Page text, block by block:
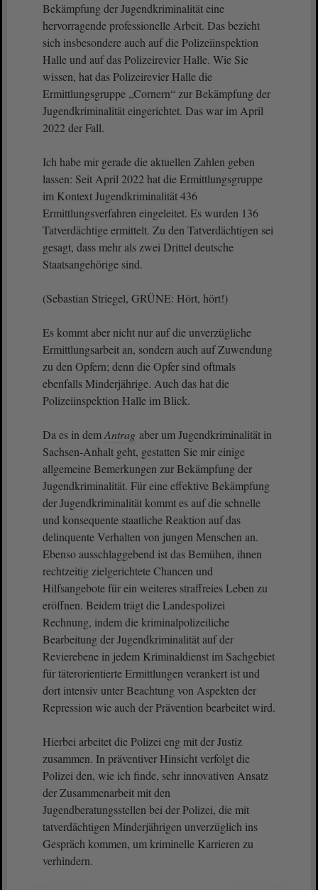
Bekämpfung der Jugendkriminalität eine
hervorragende professionelle Arbeit. Das bezieht
sich insbesondere auch auf die Polizeiinspektion
Halle und auf das Polizeirevier Halle. Wie Sie
wissen, hat das Polizeirevier Halle die
Ermittlungsgruppe „Cornern“ zur Bekämpfung der
Jugendkriminalität eingerichtet. Das war im April
2022 der Fall.
Ich habe mir gerade die aktuellen Zahlen geben
lassen: Seit April 2022 hat die Ermittlungsgruppe
im Kontext Jugendkriminalität 436
Ermittlungsverfahren eingeleitet. Es wurden 136
Tatverdächtige ermittelt. Zu den Tatverdächtigen sei
gesagt, dass mehr als zwei Drittel deutsche
Staatsangehörige sind.
(Sebastian Striegel, GRÜNE: Hört, hört!)
Es kommt aber nicht nur auf die unverzügliche
Ermittlungsarbeit an, sondern auch auf Zuwendung
zu den Opfern; denn die Opfer sind oftmals
ebenfalls Minderjährige. Auch das hat die
Polizeiinspektion Halle im Blick.
Da es in demAntrag aber um Jugendkriminalität in
Sachsen-Anhalt geht, gestatten Sie mir einige
allgemeine Bemerkungen zur Bekämpfung der
Jugendkriminalität. Für eine effektive Bekämpfung
der Jugendkriminalität kommt es auf die schnelle
und konsequente staatliche Reaktion auf das
delinquente Verhalten von jungen Menschen an.
Ebenso ausschlaggebend ist das Bemühen, ihnen
rechtzeitig zielgerichtete Chancen und
Hilfsangebote für ein weiteres straffreies Leben zu
eröffnen. Beidem trägt die Landespolizei
Rechnung, indem die kriminalpolizeiliche
Bearbeitung der Jugendkriminalität auf der
Revierebene in jedem Kriminaldienst im Sachgebiet
für täterorientierte Ermittlungen verankert ist und
dort intensiv unter Beachtung von Aspekten der
Repression wie auch der Prävention bearbeitet wird.
Hierbei arbeitet die Polizei eng mit der Justiz
zusammen. In präventiver Hinsicht verfolgt die
Polizei den, wie ich finde, sehr innovativen Ansatz
der Zusammenarbeit mit den
Jugendberatungsstellen bei der Polizei, die mit
tatverdächtigen Minderjährigen unverzüglich ins
Gespräch kommen, um kriminelle Karrieren zu
verhindern.